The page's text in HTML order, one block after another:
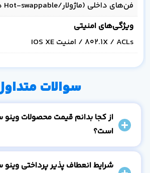
فن‌های داخلی (ماژولار/Hot-swappable در سری)
ویژگی‌های امنیتی
802.1X / ACLs / امنیت IOS XE
سوالات
از کجا بدانم قیمت محصولات وینو
است؟
شرایط انعطاف پذیر پرداختی وینو